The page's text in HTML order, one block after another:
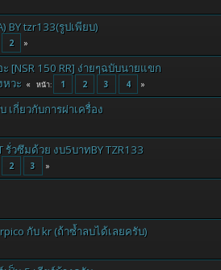
BY tzr133(รูปเพียบ)
2
[NSR 150 RR] ง่ายๆฉบับนายแขก
หวะ หน้า 1 2 3 4
กี่ยวกับการผ่าเครื่อง
วซึมด้วย งบ5บาทBY TZR133
2 3
กับ kr (ถ้าซ้ำลบได้เลยครับ)